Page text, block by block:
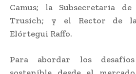
Camus; la Subsecretaria
Trusich; y el Rector de la
Elórtegui Raffo.
Para abordar los